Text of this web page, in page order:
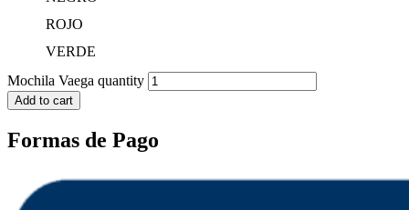
ROJO
VERDE
Mochila Vaega quantity
Add to cart
Formas de Pago